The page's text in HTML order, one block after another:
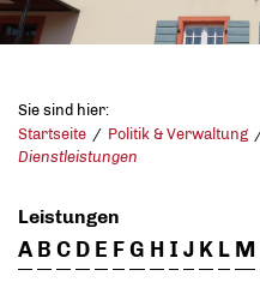
Sie sind hier:
Startseite
Politik & Verwaltung
Dienstleistungen
Leistungen
A B C D E FG H I J K L M